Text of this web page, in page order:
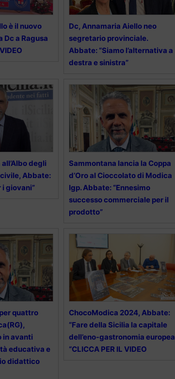
è il nuovo
Dc a Ragusa
Dc, Annamaria Aiello neo
segretario provinciale.
Abbate: “Siamo l’alternativa a
destra e sinistra”
degli
Abbate:
i giovani”
Sammontana lancia la Coppa
d’Oro al Cioccolato di Modica
Igp. Abbate: “Ennesimo
successo commerciale per il
prodotto”
quattro
in avanti
educativa e
didattico
ChocoModica 2024, Abbate:
“Fare della Sicilia la capitale
dell’eno-gastronomia europea
“CLICCA PER IL VIDEO